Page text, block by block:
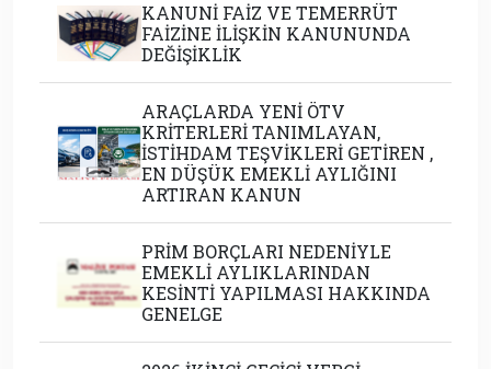
KANUNİ FAİZ VE TEMERRÜT
FAİZİNE İLİŞKİN KANUNUNDA
DEĞİŞİKLİK
ARAÇLARDA YENİ ÖTV
KRİTERLERİ TANIMLAYAN,
İSTİHDAM TEŞVİKLERİ GETİREN ,
EN DÜŞÜK EMEKLİ AYLIĞINI
ARTIRAN KANUN
PRİM BORÇLARI NEDENİYLE
EMEKLİ AYLIKLARINDAN
KESİNTİ YAPILMASI HAKKINDA
GENELGE